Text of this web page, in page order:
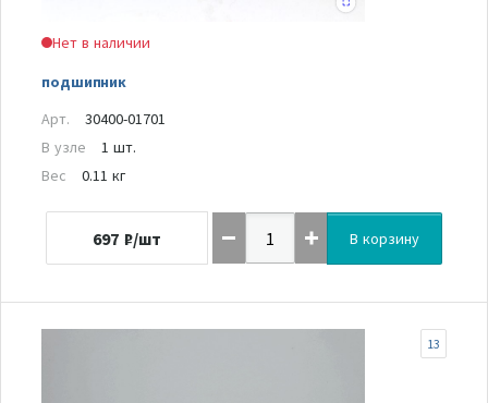
Нет в наличии
подшипник
Арт.
30400-01701
В узле
1 шт.
Вес
0.11 кг
697 ₽/шт В корзину
13